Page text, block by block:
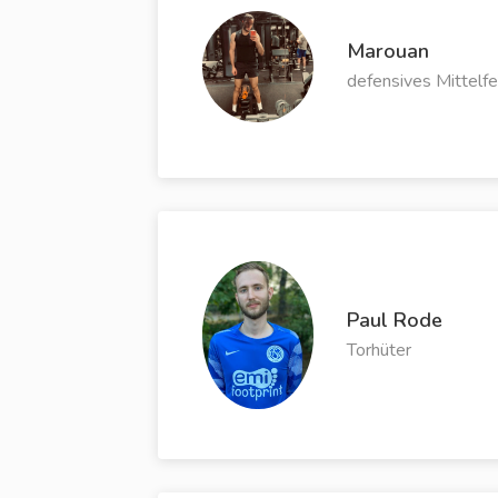
Marouan
defensives
Paul Rode
Torhüter